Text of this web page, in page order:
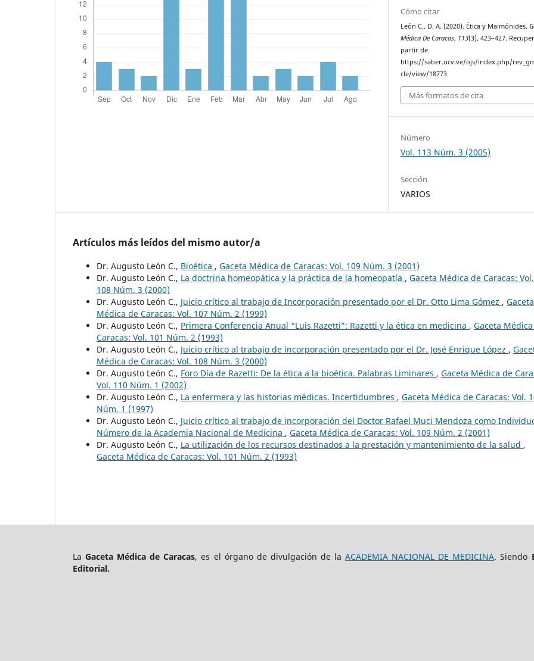
Cómo citar
León C., D. A. (2020). Ética y Maimónides.
Médica De Caracas, 113(3), 423–427.
partir de
https://saber.ucv.ve/ojs/index.php/
cle/view/18773
Más formatos de cita
Número
Vol. 113 Núm. 3 (2005)
Sección
VARIOS
Artículos más leídos del mismo autor/a
Dr. Augusto León C., Bioética , Gaceta Médica de Caracas: Vol. 109 Núm. 3 (2001)
Dr. Augusto León C., La doctrina homeopática y la práctica de la homeopatía , Gaceta Médica de Caracas: Vol.
108 Núm. 3 (2000)
Dr. Augusto León C., Juicio crítico al trabajo de Incorporación presentado por el Dr. Otto Lima Gómez , Gaceta
Médica de Caracas: Vol. 107 Núm. 2 (1999)
Dr. Augusto León C., Primera Conferencia Anual “Luis Razetti”: Razetti y la ética en medicina , Gaceta
Caracas: Vol. 101 Núm. 2 (1993)
Dr. Augusto León C., Juicio crítico al trabajo de incorporación presentado por el Dr. José Enrique López ,
Médica de Caracas: Vol. 108 Núm. 3 (2000)
Dr. Augusto León C., Foro Día de Razetti: De la ética a la bioética. Palabras Liminares , Gaceta Médica de
Vol. 110 Núm. 1 (2002)
Dr. Augusto León C., La enfermera y las historias médicas. Incertidumbres , Gaceta Médica de Caracas: Vol.
Núm. 1 (1997)
Dr. Augusto León C., Juicio crítico al trabajo de incorporación del Doctor Rafael Muci Mendoza como
Número de la Academia Nacional de Medicina , Gaceta Médica de Caracas: Vol. 109 Núm. 2 (2001)
Dr. Augusto León C., La utilización de los recursos destinados a la prestación y mantenimiento de la salud ,
Gaceta Médica de Caracas: Vol. 101 Núm. 2 (1993)
LaGaceta Médica de Caracas, es el órgano de divulgación de laACADEMIA NACIONAL DE MEDICINA. Siendo
Editorial.